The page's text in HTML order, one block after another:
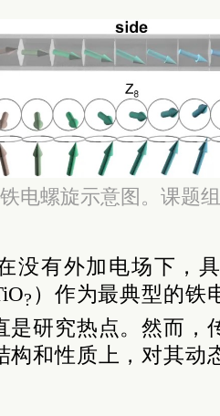
铁电螺旋示意图。课题
没有外加电场下，
? ）作为最典型的铁
是研究热点。然而，
构和性质上，对其动